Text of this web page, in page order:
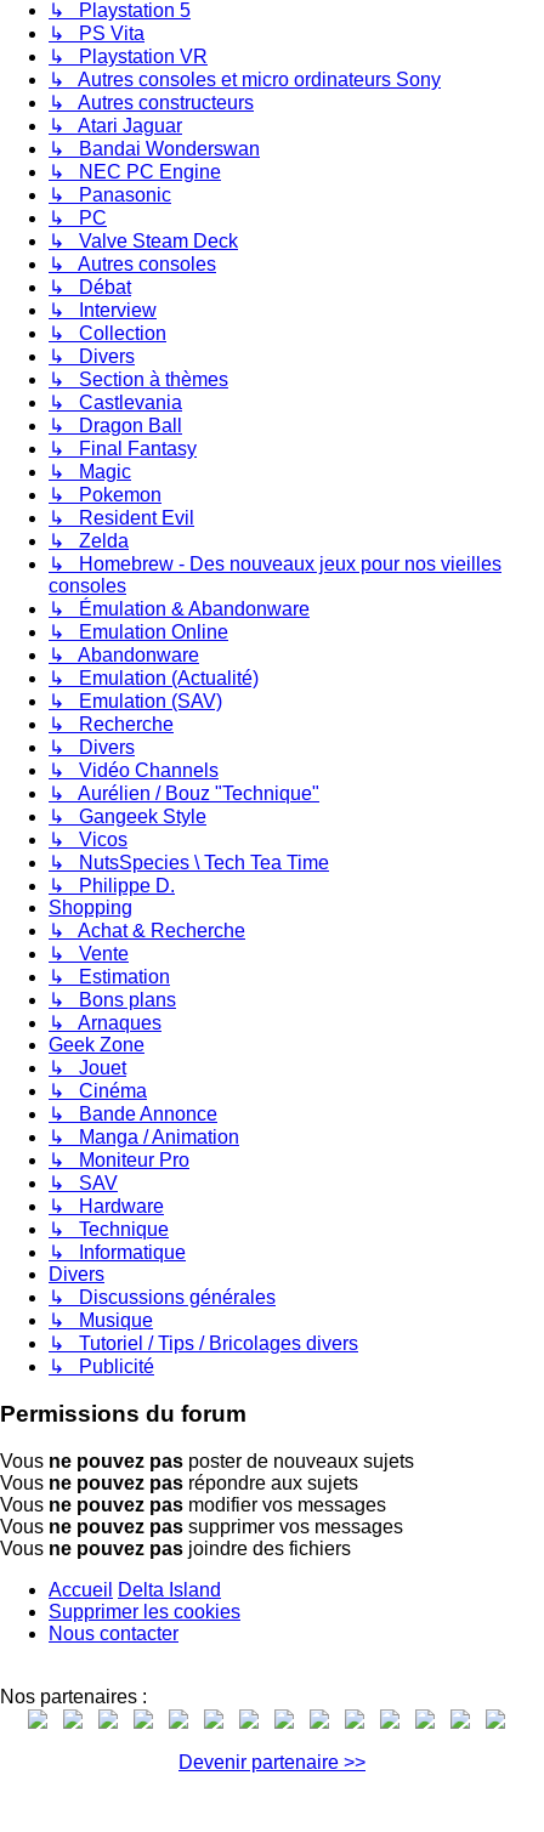
↳ Playstation 5
↳ PS Vita
↳ Playstation VR
↳ Autres consoles et micro ordinateurs Sony
↳ Autres constructeurs
↳ Atari Jaguar
↳ Bandai Wonderswan
↳ NEC PC Engine
↳ Panasonic
↳ PC
↳ Valve Steam Deck
↳ Autres consoles
↳ Débat
↳ Interview
↳ Collection
↳ Divers
↳ Section à thèmes
↳ Castlevania
↳ Dragon Ball
↳ Final Fantasy
↳ Magic
↳ Pokemon
↳ Resident Evil
↳ Zelda
↳ Homebrew - Des nouveaux jeux pour nos vieilles
consoles
↳ Émulation & Abandonware
↳ Emulation Online
↳ Abandonware
↳ Emulation (Actualité)
↳ Emulation (SAV)
↳ Recherche
↳ Divers
↳ Vidéo Channels
↳ Aurélien / Bouz "Technique"
↳ Gangeek Style
↳ Vicos
↳ NutsSpecies \ Tech Tea Time
↳ Philippe D.
Shopping
↳ Achat & Recherche
↳ Vente
↳ Estimation
↳ Bons plans
↳ Arnaques
Geek Zone
↳ Jouet
↳ Cinéma
↳ Bande Annonce
↳ Manga / Animation
↳ Moniteur Pro
↳ SAV
↳ Hardware
↳ Technique
↳ Informatique
Divers
↳ Discussions générales
↳ Musique
↳ Tutoriel / Tips / Bricolages divers
↳ Publicité
Permissions du forum
Vous ne pouvez pas poster de nouveaux sujets
Vous ne pouvez pas répondre aux sujets
Vous ne pouvez pas modifier vos messages
Vous ne pouvez pas supprimer vos messages
Vous ne pouvez pas joindre des fichiers
Accueil
Delta Island
Supprimer les cookies
Nous contacter
Nos partenaires :
Devenir partenaire >>